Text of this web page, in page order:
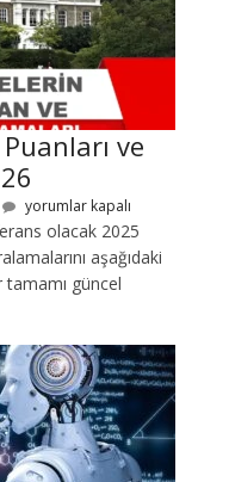
ve
yorumlar kapalı
olacak 2025
aşağıdaki
tamamı güncel